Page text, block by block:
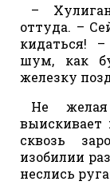
–
оттуда. –
кидаться!
шум, как
железку
Не
выискивает
сквозь
изобилии
неслись